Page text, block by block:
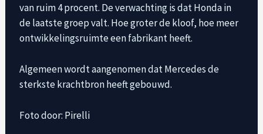
van ruim 4 procent. De verwachting is dat Honda in
de laatste groep valt. Hoe groter de kloof, hoe meer
ontwikkelingsruimte een fabrikant heeft.
Algemeen wordt aangenomen dat Mercedes de
sterkste krachtbron heeft gebouwd.
Foto door: Pirelli